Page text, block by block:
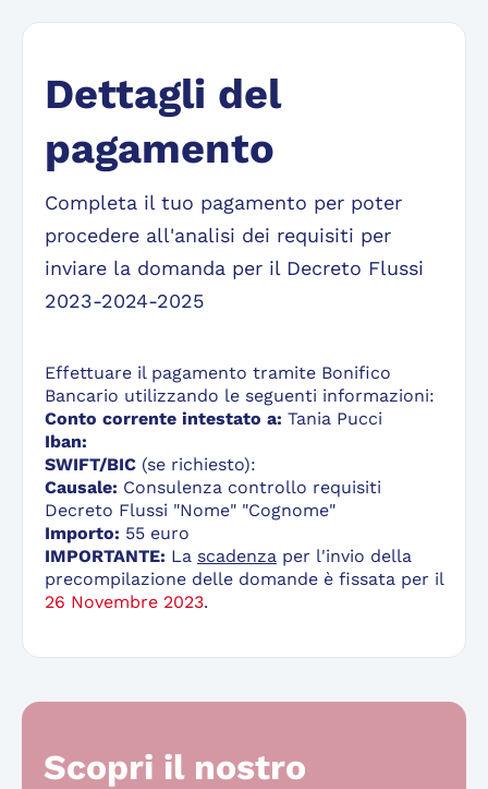
Dettagli del
pagamento
Completa il tuo pagamento per poter
procedere all'analisi dei requisiti per
inviare la domanda per il Decreto Flussi
2023-2024-2025
Effettuare il pagamento tramite Bonifico
Bancario utilizzando le seguenti informazioni:
Conto corrente intestato a: Tania Pucci
Iban:
SWIFT/BIC (se richiesto):
Causale: Consulenza controllo requisiti
Decreto Flussi "Nome" "Cognome"
Importo: 55 euro
IMPORTANTE: La scadenza per l'invio della
precompilazione delle domande è fissata per il
26 Novembre 2023.
Scopri il nostro